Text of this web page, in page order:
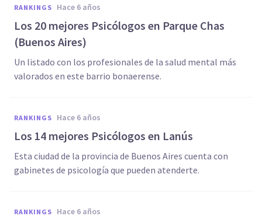
RANKINGS hace 6 años
Los 20 mejores Psicólogos en Parque Chas
(Buenos Aires)
Un listado con los profesionales de la salud mental más
valorados en este barrio bonaerense.
RANKINGS hace 6 años
Los 14 mejores Psicólogos en Lanús
Esta ciudad de la provincia de Buenos Aires cuenta con
gabinetes de psicología que pueden atenderte.
RANKINGS hace 6 años